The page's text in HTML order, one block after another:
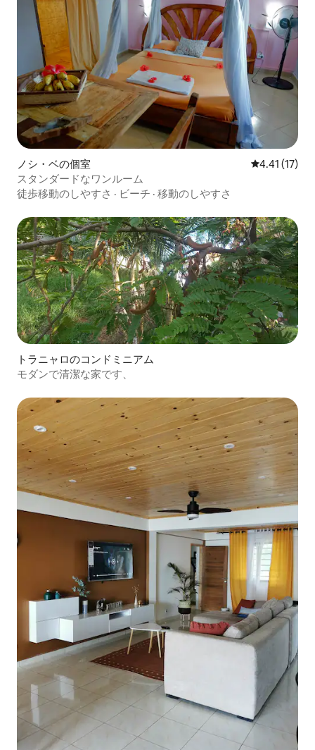
ノシ・ベの個室 レビュー17
4.41 (17)
スタンダードなワンルーム
徒歩移動のしやすさ · ビーチ · 移動のしやすさ
トラニャロのコンドミニアム
モダンで清潔な家です、